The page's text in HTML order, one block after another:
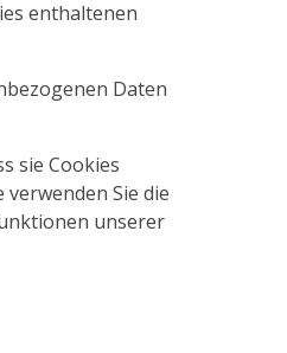
enthaltenen
Daten
sie Cookies
Sie die
unserer